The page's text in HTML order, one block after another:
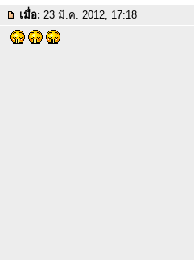
เมื่อ: 23 มี.ค. 2012, 17:18